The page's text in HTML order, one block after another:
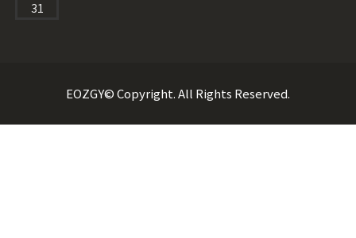
31
EOZGY© Copyright. All Rights Reserved.